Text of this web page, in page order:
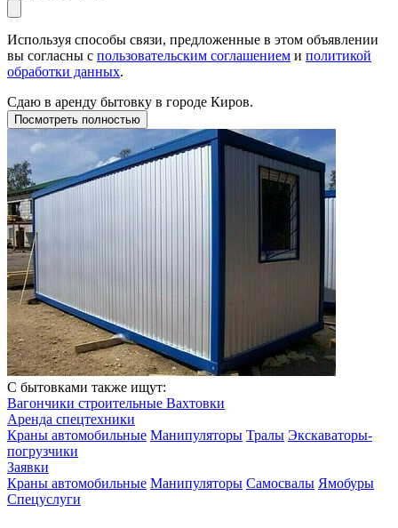
Используя способы связи, предложенные в этом объявлении
вы согласны с пользовательским соглашением и политикой
обработки данных.
Сдаю в аренду бытовку в городе Киров.
Посмотреть полностью
С бытовками также ищут:
Вагончики строительные Вахтовки
Аренда спецтехники
Краны автомобильные Манипуляторы Тралы Экскаваторы-
погрузчики
Заявки
Краны автомобильные Манипуляторы Самосвалы Ямобуры
Спецуслуги